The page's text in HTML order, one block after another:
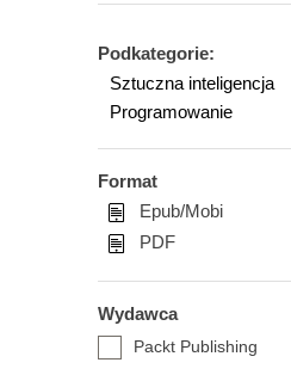
Podkategorie:
Sztuczna inteligencja
Programowanie
Format
Epub/Mobi
PDF
Wydawca
Packt Publishing